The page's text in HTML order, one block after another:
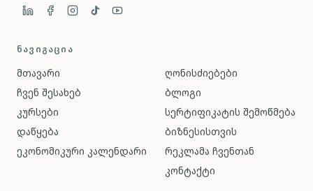
ᲜᲐᲕᲘᲒᲐᲪᲘᲐ
მთავარი
ჩვენ შესახებ
კურსები
დაწყება
ეკონომიკური კალენდარი
ღონისძიებები
ბლოგი
სერტიფიკატის შემოწმება
ბიზნესისთვის
რეკლამა ჩვენთან
კონტაქტი